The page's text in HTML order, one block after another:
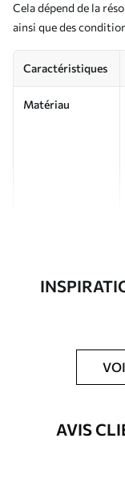
Cela dépend de la
ainsi que des
Caractéristiques
Matériau
MatériauxAVIS